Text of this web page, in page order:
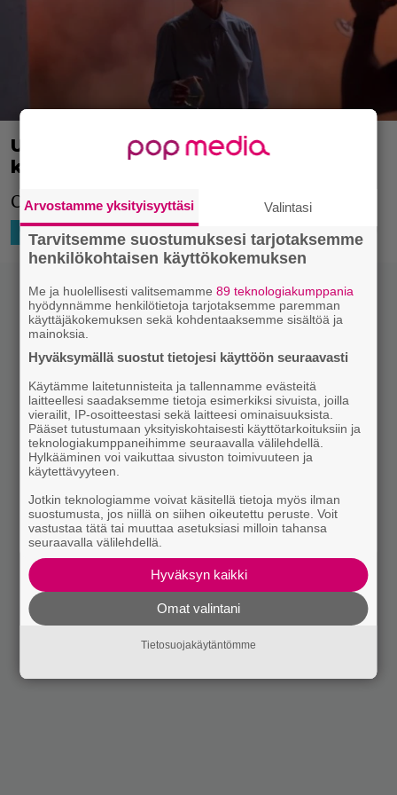
Uma Thurman on Netflixin uuden
kauhusarjan tähti – tältä se näyttää
Chambers julkaistaan 26.4.
KUVAPUTKI 11.4.2019 10:15 Markus Laitinen
Arvostamme yksityisyyttäsi Valintasi
Tarvitsemme suostumuksesi tarjotaksemme
henkilökohtaisen käyttökokemuksen
Me ja huolellisesti valitsemamme89 teknologiakumppania
hyödynnämme henkilötietoja tarjotaksemme paremman
käyttäjäkokemuksen sekä kohdentaaksemme sisältöä ja
mainoksia.
Hyväksymällä suostut tietojesi käyttöön seuraavasti
Käytämme laitetunnisteita ja tallennamme evästeitä
laitteellesi saadaksemme tietoja esimerkiksi sivuista, joilla
vierailit, IP-osoitteestasi sekä laitteesi ominaisuuksista.
Pääset tutustumaan yksityiskohtaisesti käyttötarkoituksiin ja
teknologiakumppaneihimme seuraavalla välilehdellä.
Hylkääminen voi vaikuttaa sivuston toimivuuteen ja
käytettävyyteen.
Jotkin teknologiamme voivat käsitellä tietoja myös ilman
suostumusta, jos niillä on siihen oikeutettu peruste. Voit
vastustaa tätä tai muuttaa asetuksiasi milloin tahansa
seuraavalla välilehdellä.
Hyväksyn kaikki
Omat valintani
Tietosuojakäytäntömme